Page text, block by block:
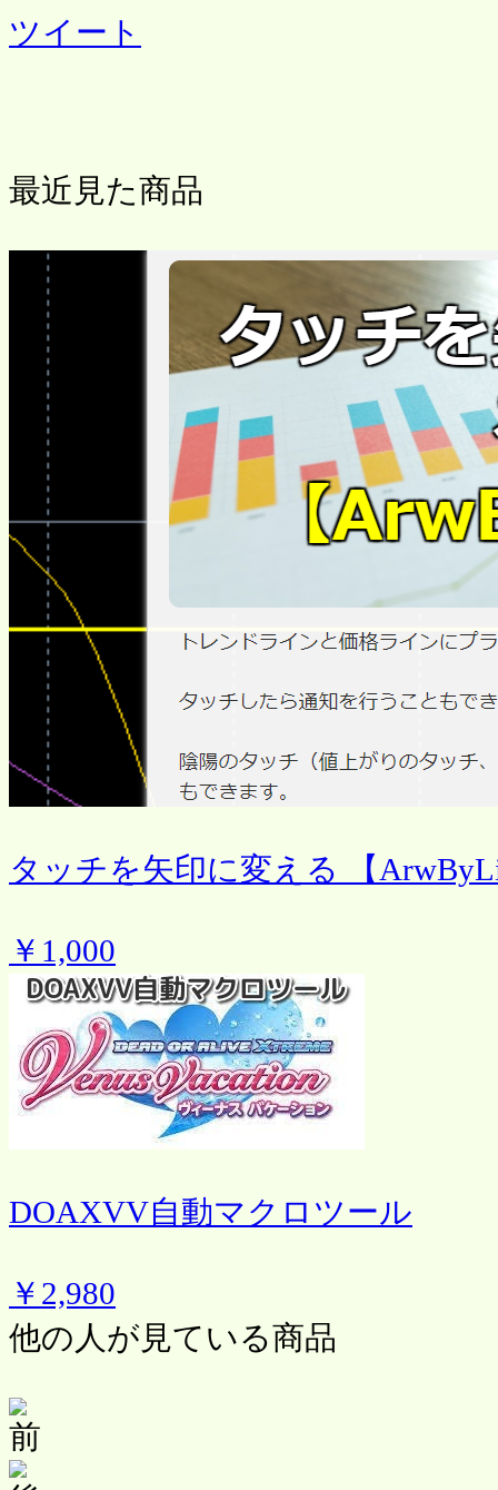
ツイート
最近見た商品
タッチを矢印に変える 【
￥1,000
DOAXVV自動マクロツール
￥2,980
他の人が見ている商品